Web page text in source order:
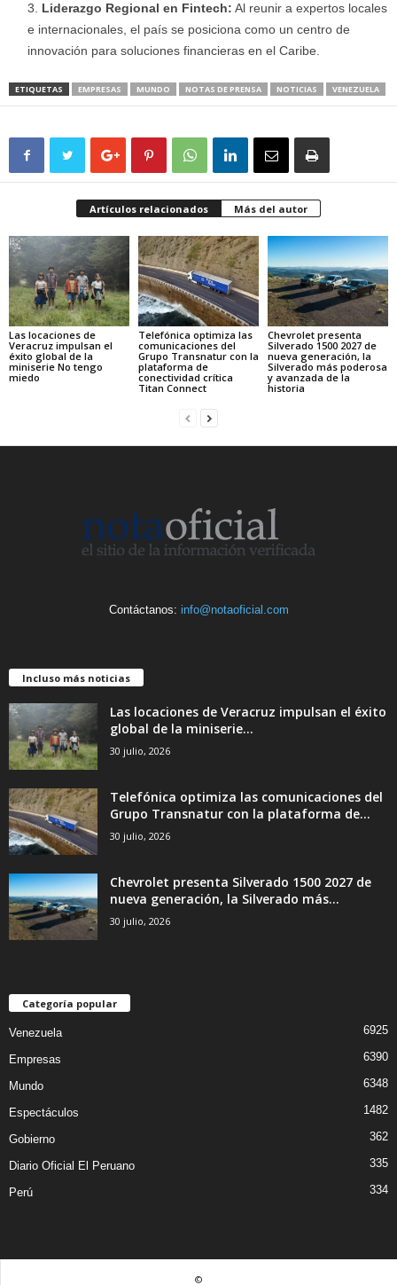
Liderazgo Regional en Fintech: Al reunir a expertos locales
e internacionales, el país se posiciona como un centro de
innovación para soluciones financieras en el Caribe.
ETIQUETAS EMPRESAS MUNDO NOTAS DE PRENSA NOTICIAS VENEZUELA
Artículos relacionados Más del autor
Las locaciones de
Veracruz impulsan el
éxito global de la
miniserie No tengo
miedo
Telefónica optimiza las
comunicaciones del
Grupo Transnatur con la
plataforma de
conectividad crítica
Titan Connect
Chevrolet presenta
Silverado 1500 2027 de
nueva generación, la
Silverado más poderosa
y avanzada de la
historia
Contáctanos: info@notaoficial.com
Incluso más noticias
Las locaciones de Veracruz impulsan el éxito
global de la miniserie...
30 julio, 2026
Telefónica optimiza las comunicaciones del
Grupo Transnatur con la plataforma de...
30 julio, 2026
Chevrolet presenta Silverado 1500 2027 de
nueva generación, la Silverado más...
30 julio, 2026
Categoría popular
Venezuela 6925
Empresas 6390
Mundo 6348
Espectáculos 1482
Gobierno 362
Diario Oficial El Peruano 335
Perú 334
©